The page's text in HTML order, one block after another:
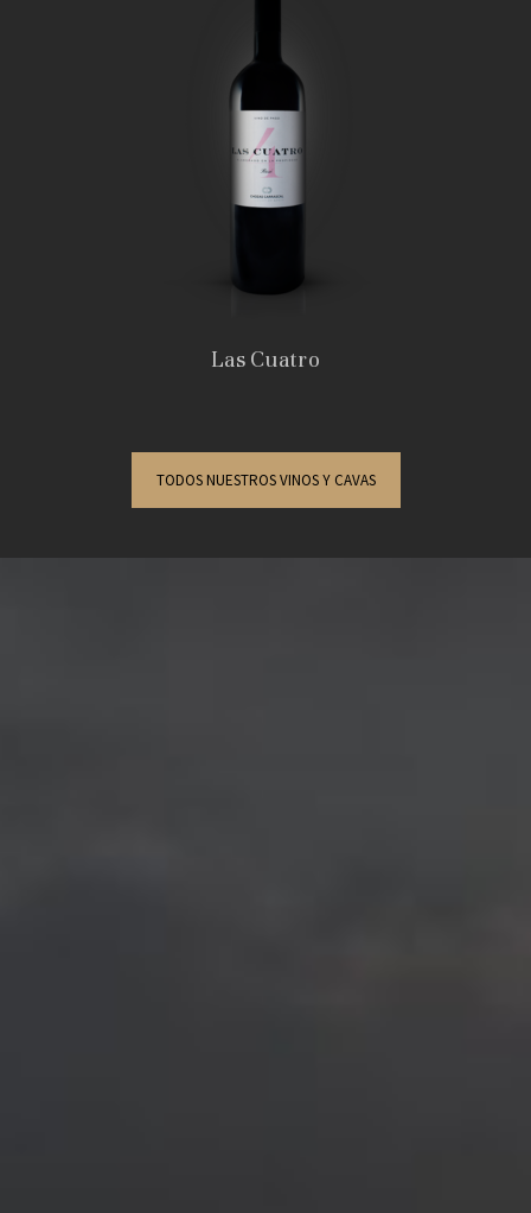
Las Cuatro
TODOS NUESTROS VINOS Y CAVAS